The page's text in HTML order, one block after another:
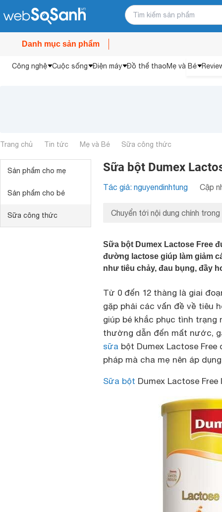
Danh mục sản phẩm
Công nghệ Cuộc sống Điện máy Đồ thể thaoMẹ và Bé
Trang chủ Tin tức Mẹ và Bé Sữa công thức
Sản phẩm cho mẹ
Sản phẩm cho bé
Sữa công thức
Sữa bột Dumex
Tác giả: nguyendinhtung Cập
Chuyển tới nội dung chính trong
Sữa bột Dumex Lactose Free
đường lactose giúp làm giảm
như tiêu chảy, đau bụng, đầy
Từ 0 đến 12 thàng là giai
gặp phải các vấn đề về tiêu
giúp bé khắc phục tình
thường dẫn đến mất nước,
sữa bột Dumex Lactose
pháp mà cha mẹ nên áp
Sữa bột Dumex Lactose